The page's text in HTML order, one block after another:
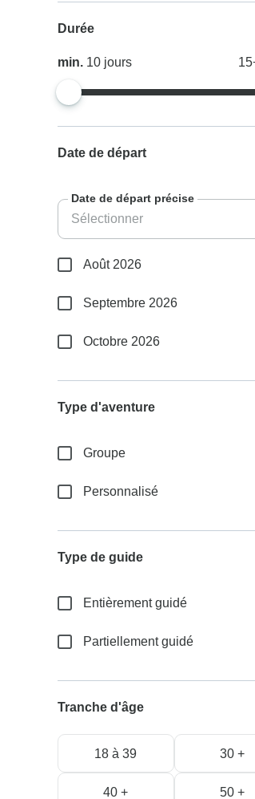
Durée
min. 10 jours
Date de départ
Date de départ précise
Août 2026
Septembre 2026
Octobre 2026
Type d'aventure
Groupe
Personnalisé
Type de guide
Entièrement guidé
Partiellement guidé
Tranche d'âge
18 à 39 30 +
40 + 50 +